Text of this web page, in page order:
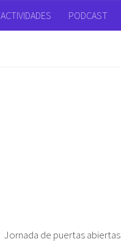
ACTIVIDADES PODCAST
Jornada de puertas abiertas